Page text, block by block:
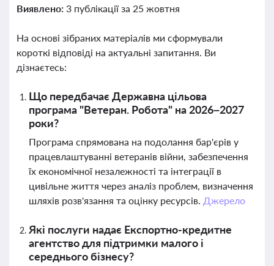
Виявлено: 3 публікації за 25 жовтня
На основі зібраних матеріалів ми сформували
короткі відповіді на актуальні запитання. Ви
дізнаєтесь:
Що передбачає Державна цільова
програма "Ветеран. Робота" на 2026–2027
роки?
Програма спрямована на подолання бар'єрів у
працевлаштуванні ветеранів війни, забезпечення
їх економічної незалежності та інтеграції в
цивільне життя через аналіз проблем, визначення
шляхів розв'язання та оцінку ресурсів. Джерело
Які послуги надає Експортно-кредитне
агентство для підтримки малого і
середнього бізнесу?